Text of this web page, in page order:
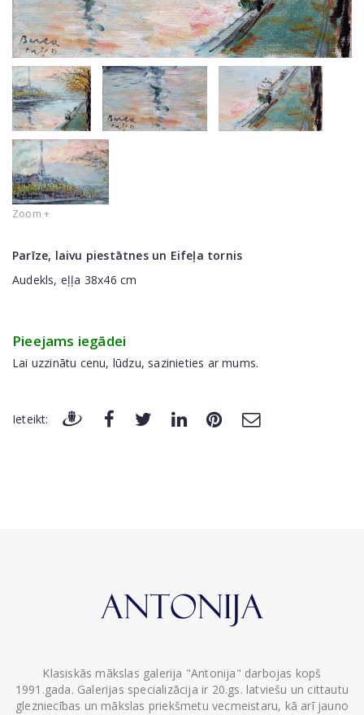
Zoom +
Parīze, laivu piestātnes un Eifeļa tornis
Audekls, eļļa 38x46 cm
Pieejams iegādei
Lai uzzinātu cenu, lūdzu, sazinieties ar mums.
Ieteikt:
Klasiskās mākslas galerija "Antonija" darbojas kopš
1991.gada. Galerijas specializācija ir 20.gs. latviešu un cittautu
glezniecības un mākslas priekšmetu vecmeistaru, kā arī jauno